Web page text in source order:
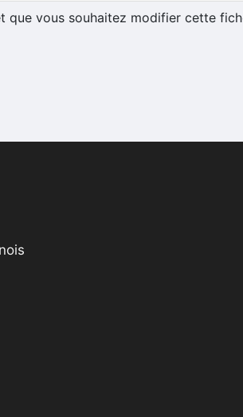
que vous souhaitez modifier cette